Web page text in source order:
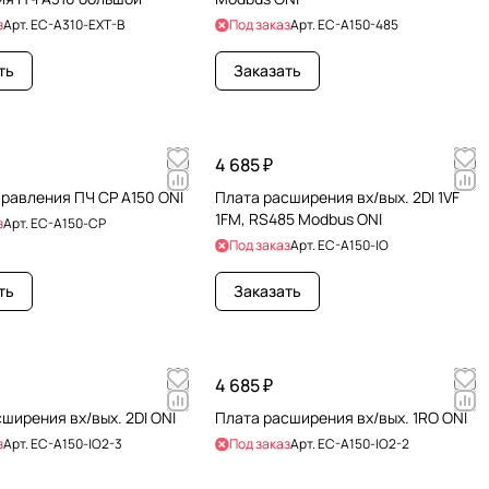
Арт.EC-A310-EXT-B Под заказАрт.EC-A150-485
Заказать
ПЧ CP A150 ONI
Арт.EC-A150-CP
4 685 ₽
Плата расширения вх/вых. 2DI 1VF
1FM, RS485 Modbus ONI
Под заказАрт.EC-A150-IO
Заказать
вх/вых. 2DI ONI
Арт.EC-A150-IO2-3
4 685 ₽
Плата расширения вх/вых. 1RO ONI
Под заказАрт.EC-A150-IO2-2